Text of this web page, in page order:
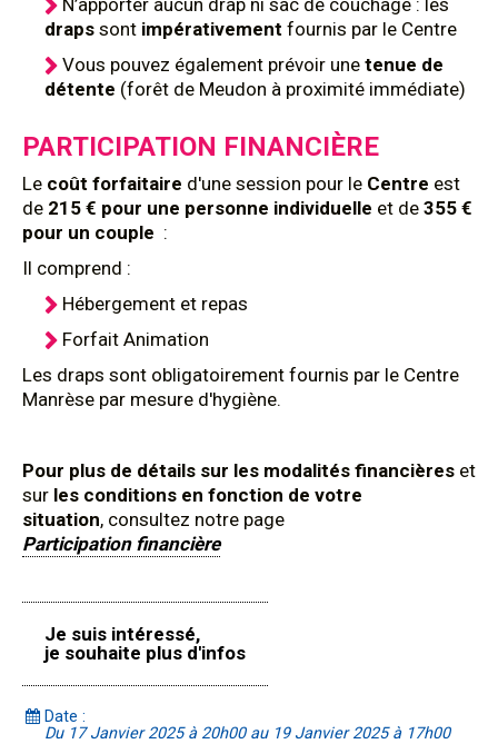
N’apporter aucun drap ni sac de couchage : les
draps sont impérativement fournis par le Centre
Vous pouvez également prévoir une tenue de
détente (forêt de Meudon à proximité immédiate)
PARTICIPATION FINANCIÈRE
Le coût forfaitaire d'une session pour le Centre est
de 215 € pour une personne individuelle et de 355 €
pour un couple :
Il comprend :
Hébergement et repas
Forfait Animation
Les draps sont obligatoirement fournis par le Centre
Manrèse par mesure d'hygiène.
Pour plus de détails sur les modalités financières et
sur les conditions en fonction de votre
situation, consultez notre page
Participation financière
Je suis intéressé,
je souhaite plus d'infos
Date :
Du 17 Janvier 2025 à 20h00 au 19 Janvier 2025 à 17h00